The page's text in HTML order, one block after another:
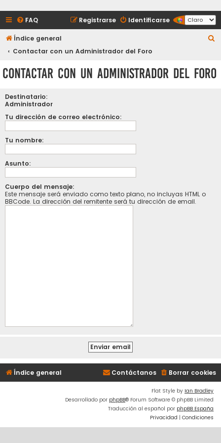
FAQ Identificarse
Registrarse
Índice general
Contactar con un Administrador del Foro
c
Contactar con un Administrador del Foro
Destinatario:
Administrador
Tu dirección de correo electrónico:
Tu nombre:
Asunto:
Cuerpo del mensaje:
Este mensaje será enviado como texto plano, no incluyas HTML o
BBCode. La dirección del remitente será tu dirección de email.
Índice general Borrar cookies
Contáctanos
Flat Style by Ian Bradley
Desarrollado por phpBB® Forum Software © phpBB Limited
Traducción al español por phpBB España
Privacidad | Condiciones